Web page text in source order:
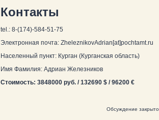
Контакты
tel.: 8-(174)-584-51-75
Электронная почта: ZheleznikovAdrian[at]pochtamt.ru
Населенный пункт: Курган (Курганская область)
Имя Фамилия: Адриан Железников
Стоимость: 3848000 руб. / 132690 $ / 96200 €
Обсуждение закрыто.